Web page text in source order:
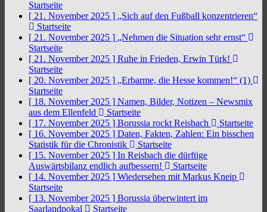
Startseite
[ 21. November 2025 ] „Sich auf den Fußball konzentrieren“
Startseite
[ 21. November 2025 ] „Nehmen die Situation sehr ernst“
Startseite
[ 21. November 2025 ] Ruhe in Frieden, Erwin Türk!
Startseite
[ 20. November 2025 ] „Erbarme, die Hesse kommen!“ (1)
Startseite
[ 18. November 2025 ] Namen, Bilder, Notizen – Newsmix
aus dem Ellenfeld
Startseite
[ 17. November 2025 ] Borussia rockt Reisbach
Startseite
[ 16. November 2025 ] Daten, Fakten, Zahlen: Ein bisschen
Statistik für die Chronistik
Startseite
[ 15. November 2025 ] In Reisbach die dürftige
Auswärtsbilanz endlich aufbessern!
Startseite
[ 14. November 2025 ] Wiedersehen mit Markus Kneip
Startseite
[ 13. November 2025 ] Borussia überwintert im
Saarlandpokal
Startseite